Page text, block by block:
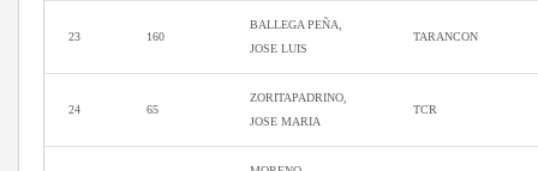
23 160
BALLEGA PEÑA,
JOSE LUIS
TARANCON
24 65
ZORITAPADRINO,
JOSE MARIA
TCR